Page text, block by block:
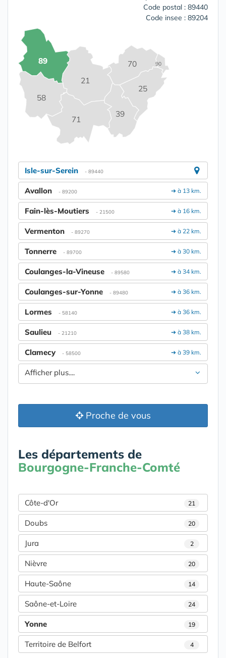
Code postal : 89440
Code insee : 89204
21
25
39
58
70
71
89 90
Isle-sur-Serein - 89440
➔ à 13 km.
Avallon - 89200
➔ à 16 km.
Fain-lès-Moutiers - 21500
➔ à 22 km.
Vermenton - 89270
➔ à 30 km.
Tonnerre - 89700
➔ à 34 km.
Coulanges-la-Vineuse - 89580
➔ à 36 km.
Coulanges-sur-Yonne - 89480
➔ à 36 km.
Lormes - 58140
➔ à 38 km.
Saulieu - 21210
➔ à 39 km.
Clamecy - 58500
Afficher plus....
Proche de vous
Les départements de
Bourgogne-Franche-Comté
Côte-d'Or 21
Doubs 20
Jura 2
Nièvre 20
Haute-Saône 14
Saône-et-Loire 24
Yonne 19
Territoire de Belfort 4